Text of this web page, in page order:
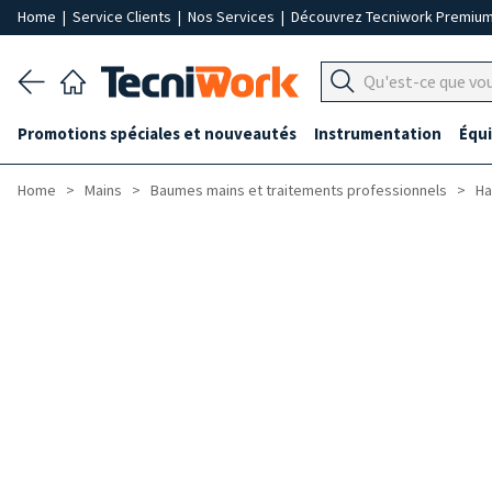
Home | Service Clients | Nos Services | Découvrez Tecniwork Premium
Promotions spéciales et nouveautés Instrumentation
Home Mains Baumes mains et traitements professionnels